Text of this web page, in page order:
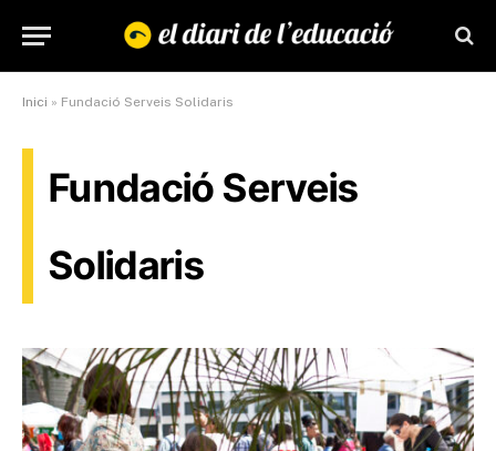
Inici » Fundació Serveis Solidaris
Fundació Serveis
Solidaris